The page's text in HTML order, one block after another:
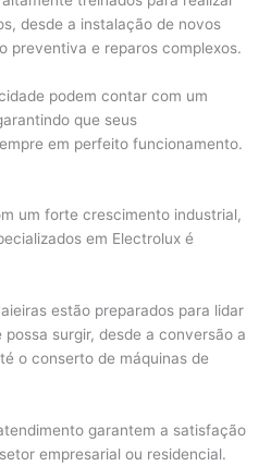
desde a instalação de novos
preventiva e reparos complexos.
podem contar com um
que seus
em perfeito funcionamento.
um forte crescimento industrial,
em Electrolux é
estão preparados para lidar
surgir, desde a conversão a
o conserto de máquinas de
garantem a satisfação
empresarial ou residencial.